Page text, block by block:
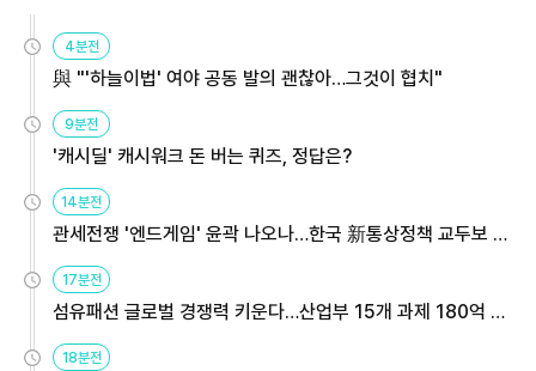
4분전
與 "'하늘이법' 여야 공동 발의 괜찮아…그것이 협치"
9분전
'캐시딜' 캐시워크 돈 버는 퀴즈, 정답은?
14분전
관세전쟁 '엔드게임' 윤곽 나오나…한국 新통상정책 교두보 활
용해야
17분전
섬유패션 글로벌 경쟁력 키운다…산업부 15개 과제 180억 지
원
18분전